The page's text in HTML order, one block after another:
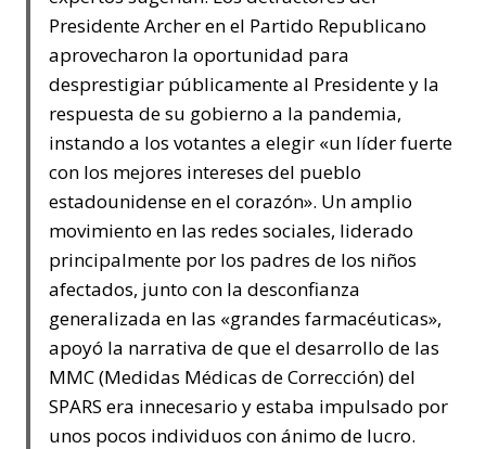
Presidente Archer en el Partido Republicano
aprovecharon la oportunidad para
desprestigiar públicamente al Presidente y la
respuesta de su gobierno a la pandemia,
instando a los votantes a elegir «un líder fuerte
con los mejores intereses del pueblo
estadounidense en el corazón». Un amplio
movimiento en las redes sociales, liderado
principalmente por los padres de los niños
afectados, junto con la desconfianza
generalizada en las «grandes farmacéuticas»,
apoyó la narrativa de que el desarrollo de las
MMC (Medidas Médicas de Corrección) del
SPARS era innecesario y estaba impulsado por
unos pocos individuos con ánimo de lucro.